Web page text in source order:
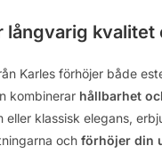
långvarig
Karles förhöjer både
kombinerar hållbarhet
klassisk elegans,
ochförhöjer din